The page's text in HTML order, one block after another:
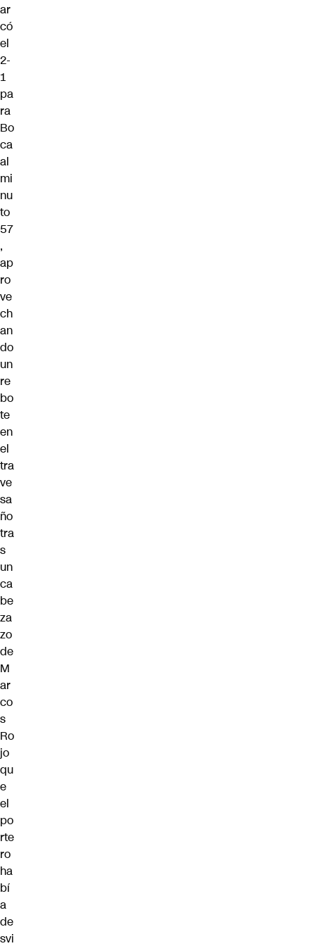
ar
có
el
2-
1
pa
ra
Bo
ca
al
mi
nu
to
57
,
ap
ro
ve
ch
an
do
un
re
bo
te
en
el
tra
ve
sa
ño
tra
s
un
ca
be
za
zo
de
M
ar
co
s
Ro
jo
qu
e
el
po
rte
ro
ha
bí
a
de
svi